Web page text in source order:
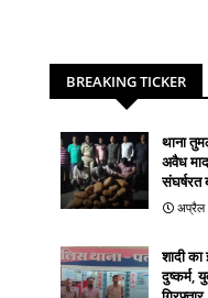
BREAKING TICKER
थाना
अवैध
संघर्षरत
अप्रैल
शादी
दुष्कर्म,